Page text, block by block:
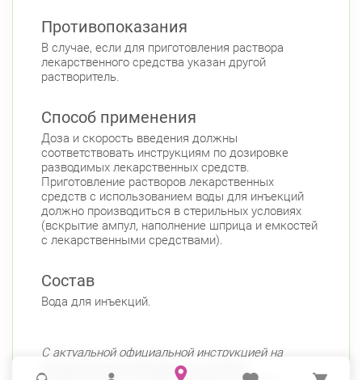
Противопоказания
В случае, если для приготовления раствора
лекарственного средства указан другой
растворитель.
Способ применения
Доза и скорость введения должны
соответствовать инструкциям по дозировке
разводимых лекарственных средств.
Приготовление растворов лекарственных
средств с использованием воды для инъекций
должно производиться в стерильных условиях
(вскрытие ампул, наполнение шприца и емкостей
с лекарственными средствами).
Состав
Вода для инъекций.
С актуальной официальной инструкцией на
лекарственный препарат вы можете